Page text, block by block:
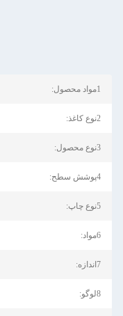
1مواد محصول:
2نوع کاغذ:
3نوع محصول:
4پوشش سطح:
5نوع چاپ:
6مواد:
7اندازه:
8لوگو: